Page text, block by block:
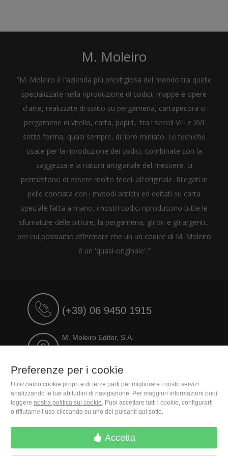
M. Moleiro
"M. Moleiro è l'azienda più prestigiosa del mondo tra quelle
specializzate nella riproduzione di codici, mappe e opere
d'arte, realizzate di solito su pergamena, cartapecora o
pergamene di vitello, carta, papiri... tra i secoli VIII e XVI
sotto forma, quasi sempre, di libro miniato. Le tecniche
usate per la riproduzione dei codici, combinate con la
saggezza e la natura artigianale del mestiere, ci
permettono di essere molto fedeli all'originale. Rilegati in
pelle conciata con i metodi antichi ed editati su carta
speciale fatta a mano, i nostri codici riproducono tutte le
sfumature delle pitture, la pergamena, gli ori e gli argenti...
per cui possiamo affermare che un un codice di M. Moleiro
è un 'quasi-originale'."
(+39) 06 9450 1915
M. Moleiro Editor, S.A.
Travesera de Gracia, 17
Preferenze per i cookie
Utilizziamo cookie propri e di terze parti per migliorare i nostri servizi
analizzando le tue abitudini di navigazione. Per maggiori informazioni puoi
leggere nostra politica sui cookie. Puoi accettare tutti i cookie, configurarli
o rifiutarne l’uso cliccando su uno dei pulsanti qui sotto.
Accetta